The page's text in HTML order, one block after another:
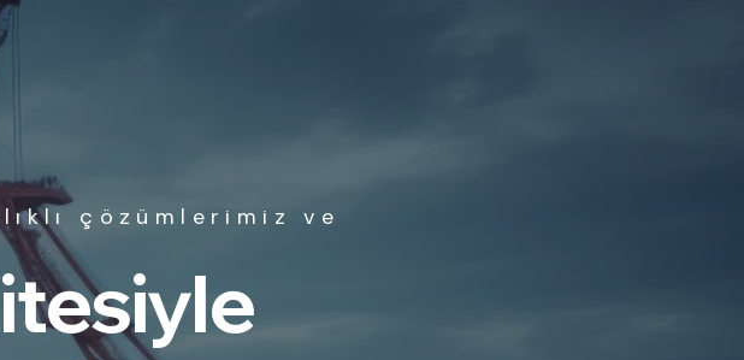
genelinde